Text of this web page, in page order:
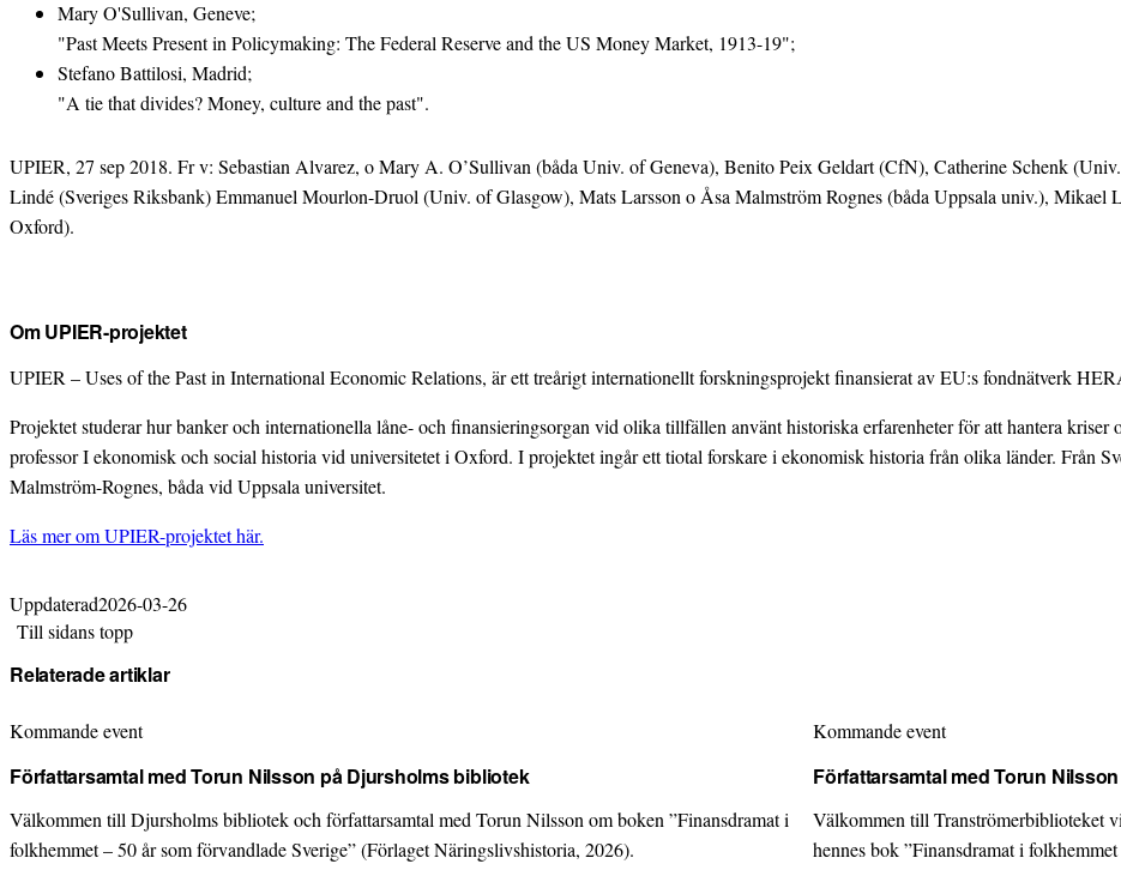
Mary O'Sullivan, Geneve;
"Past Meets Present in Policymaking: The Federal Reserve and the US Money Market, 1913-19";
Stefano Battilosi, Madrid;
"A tie that divides? Money, culture and the past".
UPIER, 27 sep 2018. Fr v: Sebastian Alvarez, o Mary A. O’Sullivan (båda Univ. of Geneva), Benito Peix Geldart (CfN), Catherine Schenk
Lindé (Sveriges Riksbank) Emmanuel Mourlon-Druol (Univ. of Glasgow), Mats Larsson o Åsa Malmström Rognes (båda Uppsala univ.),
Oxford).
Om UPIER-projektet
UPIER – Uses of the Past in International Economic Relations, är ett treårigt internationellt forskningsprojekt finansierat av EU:s fondnätverk
Projektet studerar hur banker och internationella låne- och finansieringsorgan vid olika tillfällen använt historiska erfarenheter för att hantera kriser
professor I ekonomisk och social historia vid universitetet i Oxford. I projektet ingår ett tiotal forskare i ekonomisk historia från olika länder. Från
Malmström-Rognes, båda vid Uppsala universitet.
Läs mer om UPIER-projektet här.
Uppdaterad2026-03-26
Till sidans topp
Relaterade artiklar
Kommande event
Författarsamtal med Torun Nilsson på Djursholms bibliotek
Välkommen till Djursholms bibliotek och författarsamtal med Torun Nilsson om boken ”Finansdramat i
folkhemmet – 50 år som förvandlade Sverige” (Förlaget Näringslivshistoria, 2026).
Kommande event
Författarsamtal med Torun
Välkommen till Tranströmerbiblioteket
hennes bok ”Finansdramat i